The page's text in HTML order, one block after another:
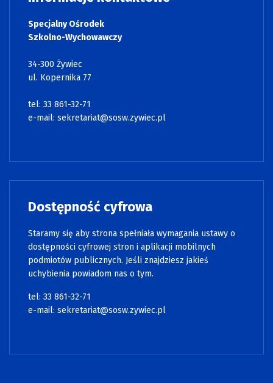
Specjalny Ośrodek
Szkolno-Wychowawczy
34-300 Żywiec
ul. Kopernika 77
tel: 33 861-32-71
e-mail: sekretariat@sosw.zywiec.pl
Dostępność cyfrowa
Staramy się aby strona spełniała wymagania ustawy o
dostępności cyfrowej stron i aplikacji mobilnych
podmiotów publicznych. Jeśli znajdziesz jakieś
uchybienia powiadom nas o tym.
tel: 33 861-32-71
e-mail: sekretariat@sosw.zywiec.pl